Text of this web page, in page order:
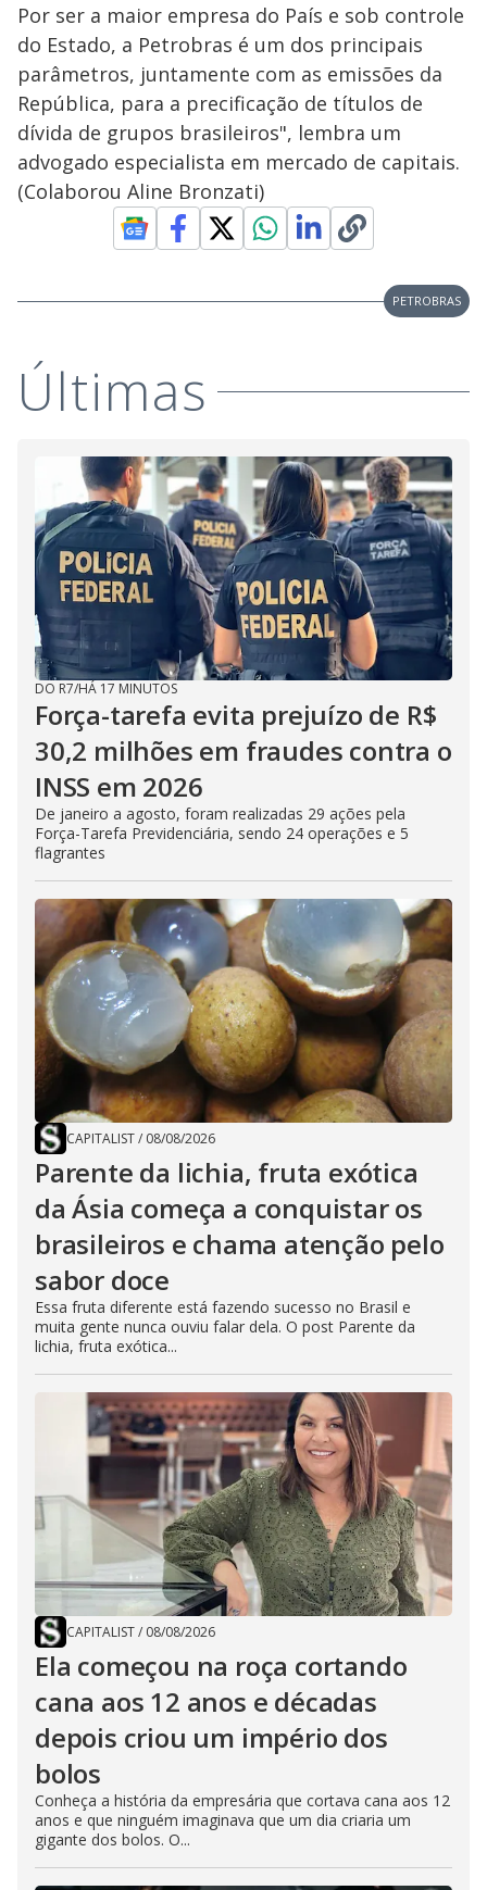
Por ser a maior empresa do País e sob controle
do Estado, a Petrobras é um dos principais
parâmetros, juntamente com as emissões da
República, para a precificação de títulos de
dívida de grupos brasileiros", lembra um
advogado especialista em mercado de capitais.
(Colaborou Aline Bronzati)
PETROBRAS
Últimas
DO R7/HÁ 17 MINUTOS
Força-tarefa evita prejuízo de R$
30,2 milhões em fraudes contra o
INSS em 2026
De janeiro a agosto, foram realizadas 29 ações pela
Força-Tarefa Previdenciária, sendo 24 operações e 5
flagrantes
CAPITALIST/ 08/08/2026
Parente da lichia, fruta exótica
da Ásia começa a conquistar os
brasileiros e chama atenção pelo
sabor doce
Essa fruta diferente está fazendo sucesso no Brasil e
muita gente nunca ouviu falar dela. O post Parente da
lichia, fruta exótica...
CAPITALIST/ 08/08/2026
Ela começou na roça cortando
cana aos 12 anos e décadas
depois criou um império dos
bolos
Conheça a história da empresária que cortava cana aos 12
anos e que ninguém imaginava que um dia criaria um
gigante dos bolos. O...